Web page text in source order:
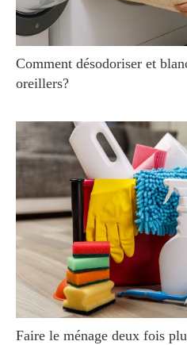
Comment désodoriser et
oreillers?
Faire le ménage deux fois